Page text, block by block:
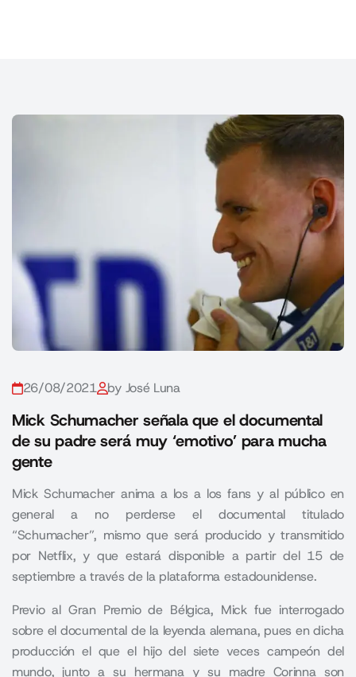
26/08/2021 by José Luna
Mick Schumacher señala que el documental
de su padre será muy ‘emotivo’ para mucha
gente
Mick Schumacher anima a los a los fans y al público en
general a no perderse el documental titulado
“Schumacher”, mismo que será producido y transmitido
por Netflix, y que estará disponible a partir del 15 de
septiembre a través de la plataforma estadounidense.
Previo alGran Premio de Bélgica, Mick fue interrogado
sobre el documental de la leyenda alemana, pues en dicha
producción el que el hijo del siete veces campeón del
mundo, junto a su hermana y su madre Corinna son